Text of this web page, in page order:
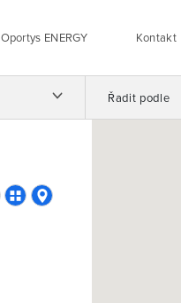
Oportys ENERGY Kontakt
Řadit podle